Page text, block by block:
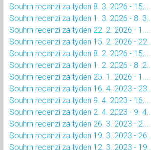
Souhrn recenzí za týden 8. 3. 2026 - 15....
Souhrn recenzí za týden 1. 3. 2026 - 8. 3....
Souhrn recenzí za týden 22. 2. 2026 - 1....
Souhrn recenzí za týden 15. 2. 2026 - 22....
Souhrn recenzí za týden 8. 2. 2026 - 15....
Souhrn recenzí za týden 1. 2. 2026 - 8. 2....
Souhrn recenzí za týden 25. 1. 2026 - 1....
Souhrn recenzí za týden 16. 4. 2023 - 23....
Souhrn recenzí za týden 9. 4. 2023 - 16....
Souhrn recenzí za týden 2. 4. 2023 - 9. 4....
Souhrn recenzí za týden 26. 3. 2023 - 2....
Souhrn recenzí za týden 19. 3. 2023 - 26....
Souhrn recenzí za týden 12. 3. 2023 - 19....